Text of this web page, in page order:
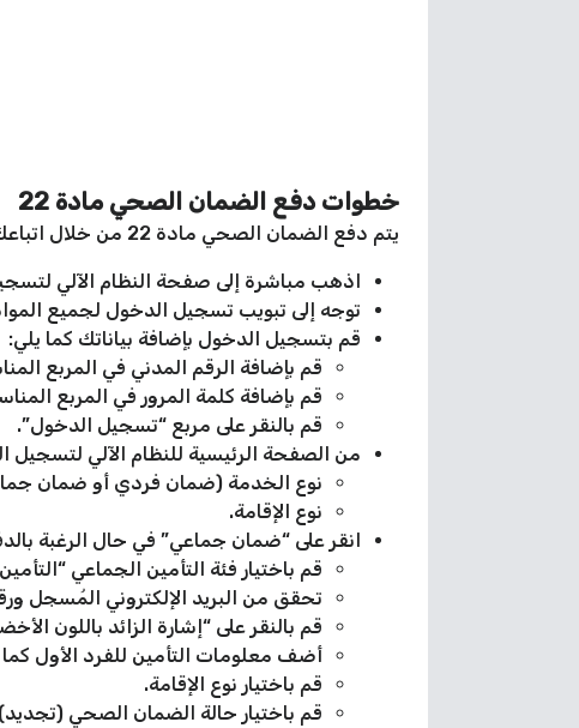
خطوات دفع الضمان الصحي مادة 22
يتم دفع الضمان الصحي مادة 22 من خلال اتباعك للخطوات الآتية بكل سهولة وسلاسة:
اذهب مباشرة إلى صفحة النظام الآلي
توجه إلى تبويب تسجيل الدخول لجميع
قم بتسجيل الدخول بإضافة بياناتك كما يلي:
قم بإضافة الرقم المدني في المربع
قم بإضافة كلمة المرور في المربع
قم بالنقر على مربع “تسجيل الدخول”.
من الصفحة الرئيسية للنظام الآلي لتسجيل
نوع الخدمة (ضمان فردي أو ضمان
نوع الإقامة.
انقر على “ضمان جماعي” في حال الرغبة
قم باختيار فئة التأمين الجماعي
تحقق من البريد الإلكتروني المُسجل
قم بالنقر على “إشارة الزائد باللون
أضف معلومات التأمين للفرد الأول كما
قم باختيار نوع الإقامة.
قم باختيار حالة الضمان الصحي